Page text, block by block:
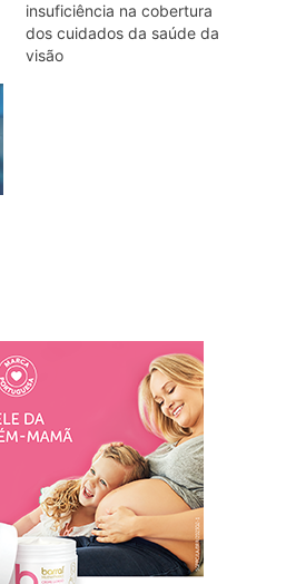
insuficiência na cobertura
dos cuidados da saúde da
visão